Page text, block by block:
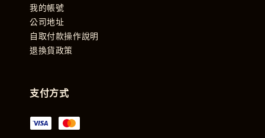
我的帳號
公司地址
自取付款操作說明
退換貨政策
支付方式